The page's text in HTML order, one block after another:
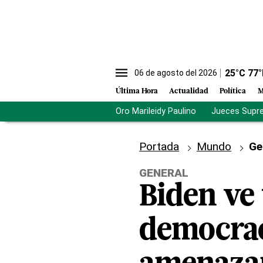
06 de agosto del 2026 25°C 77
Última Hora Actualidad Política
Oro Marileidy Paulino Jueces
Portada Mundo
GENERAL
Biden